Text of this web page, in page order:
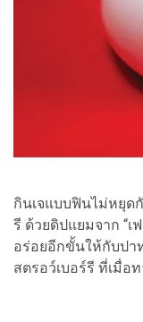
กินเจแบบฟินไม่หยุด
รี ด้วยดิปแยมจาก “เ
อร่อยอีกขั้นให้กับปา
สตรอว์เบอร์รี ที่เมื่อ